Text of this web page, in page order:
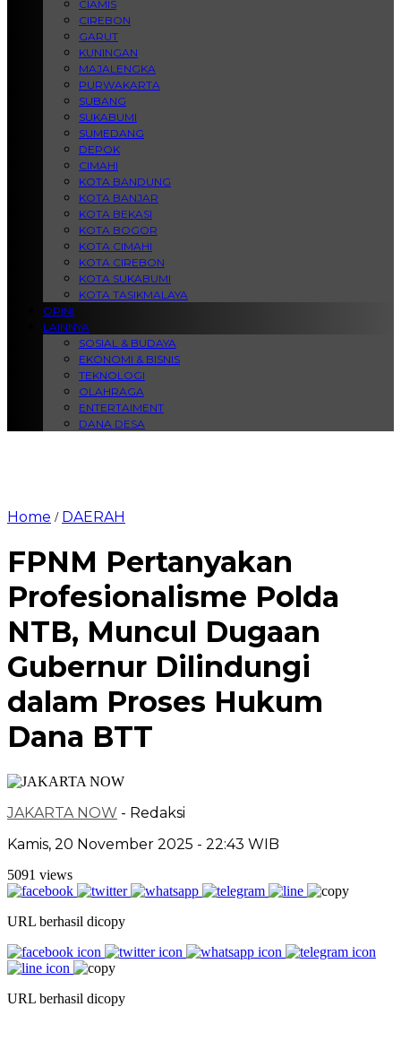
CIAMIS
CIREBON
GARUT
KUNINGAN
MAJALENGKA
PURWAKARTA
SUBANG
SUKABUMI
SUMEDANG
DEPOK
CIMAHI
KOTA BANDUNG
KOTA BANJAR
KOTA BEKASI
KOTA BOGOR
KOTA CIMAHI
KOTA CIREBON
KOTA SUKABUMI
KOTA TASIKMALAYA
OPINI
LAINNYA
SOSIAL & BUDAYA
EKONOMI & BISNIS
TEKNOLOGI
OLAHRAGA
ENTERTAIMENT
DANA DESA
Home / DAERAH
FPNM Pertanyakan
Profesionalisme Polda
NTB, Muncul Dugaan
Gubernur Dilindungi
dalam Proses Hukum
Dana BTT
JAKARTA NOW - Redaksi
Kamis, 20 November 2025 - 22:43 WIB
5091 views
URL berhasil dicopy
URL berhasil dicopy